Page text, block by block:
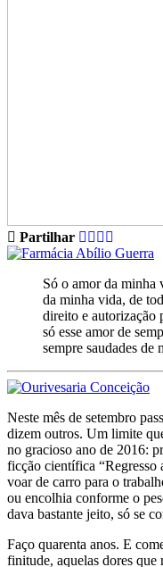
Partilhar
Só o amor da minha
da minha vida, de
direito e autorização
só esse amor de
sempre saudades
Neste mês de setembro
dizem outros. Um limite
no gracioso ano de 2016:
ficção científica “Regresso
voar de carro para o
ou encolhia conforme o
dava bastante jeito, só se
Faço quarenta anos. E
finitude, aquelas dores que